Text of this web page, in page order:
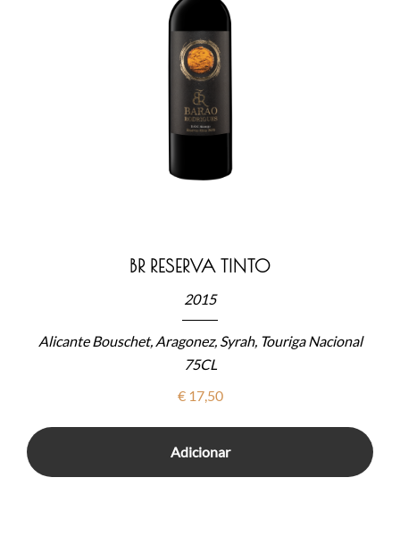
BR RESERVA TINTO
2015
Alicante Bouschet, Aragonez, Syrah, Touriga Nacional
75CL
€17,50
Adicionar